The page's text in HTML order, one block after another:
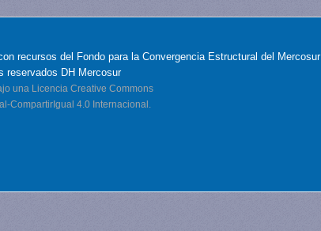
recursos del Fondo para la Convergencia Estructural del Mercosur
reservados DH Mercosur
una Licencia Creative Commons
CompartirIgual 4.0 Internacional.